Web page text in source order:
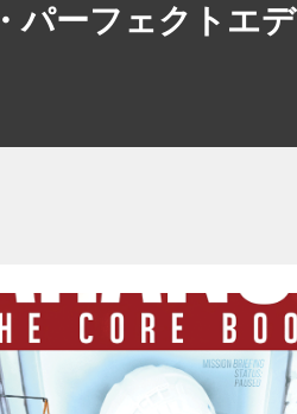
・パーフェクトエ